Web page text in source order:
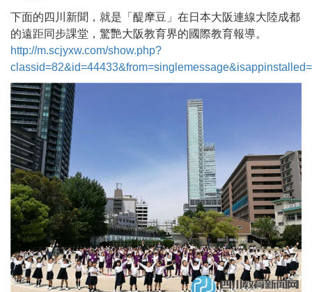
下面的四川新聞，就是「醍摩豆」在日本大阪連線大陸成都
的遠距同步課堂，驚艷大阪教育界的國際教育報導。
http://m.scjyxw.com/show.php?